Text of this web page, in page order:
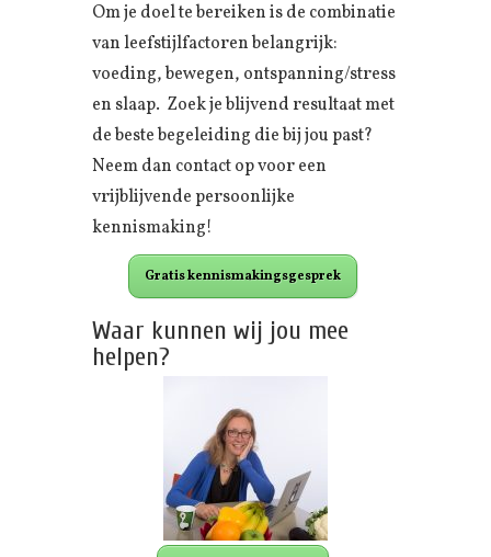
Om je doel te bereiken is de combinatie
van leefstijlfactoren belangrijk:
voeding, bewegen, ontspanning/stress
en slaap. Zoek je blijvend resultaat met
de beste begeleiding die bij jou past?
Neem dan contact op voor een
vrijblijvende persoonlijke
kennismaking!
Gratis kennismakingsgesprek
Waar kunnen wij jou mee
helpen?